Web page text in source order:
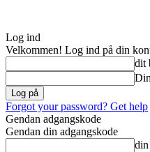
Log ind
Velkommen! Log ind på din
dit
Forgot your password? Get help
Gendan adgangskode
Gendan din adgangskode
din